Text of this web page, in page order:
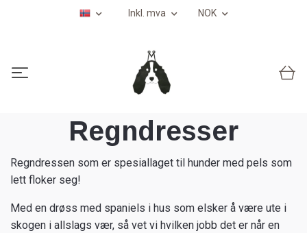
Inkl. mva NOK
Regndresser
Regndressen som er spesiallaget til hunder med pels som
lett floker seg!
Med en drøss med spaniels i hus som elsker å være ute i
skogen i allslags vær, så vet vi hvilken jobb det er når en